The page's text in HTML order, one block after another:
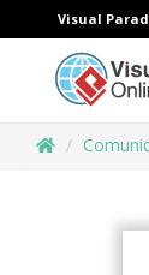
Visual